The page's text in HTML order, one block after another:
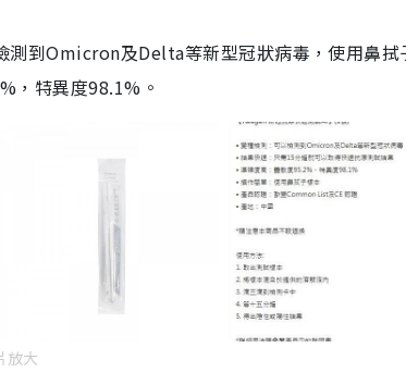
測到Omicron及Delta等新型冠狀病毒，使用鼻拭
，特異度98.1%。
放大